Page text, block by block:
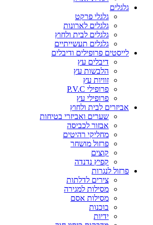
גלגלים
גלגלי פרקט
גלגלים לארונות
גלגלים לבית ולחוץ
גלגלים תעשייתיים
לייסטים פרופילים ודיבלים
דיבלים עץ
הלבשות עץ
זוויות עץ
פרופילי P.V.C
פרופילי עץ
אביזרים לבית ולחוץ
שערים ואביזרי בטיחות
אבזור לכביסה
מחליקי רהיטים
פרזול מושחר
קוצים
קפיץ נדנדה
פרזול לנגרות
צירים לדלתות
מסילות למגירה
מסילות אסם
בוכנות
ידיות